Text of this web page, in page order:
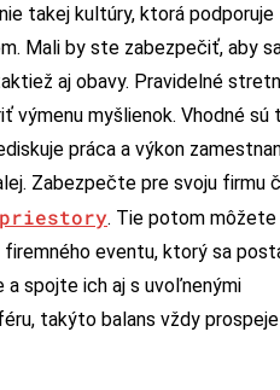
takej kultúry, ktorá podporuje
Mali by ste zabezpečiť, aby
aj obavy. Pravidelné
výmenu myšlienok. Vhodné sú
práca a výkon
Zabezpečte pre svoju firmu
priestory. Tie potom môžete
eventu, ktorý sa
spojte ich aj s uvoľnenými
takýto balans vždy